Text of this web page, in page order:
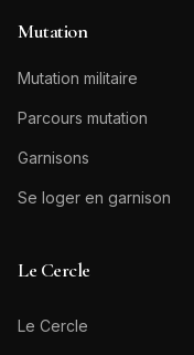
Mutation
Mutation militaire
Parcours mutation
Garnisons
Se loger en garnison
Le Cercle
Le Cercle